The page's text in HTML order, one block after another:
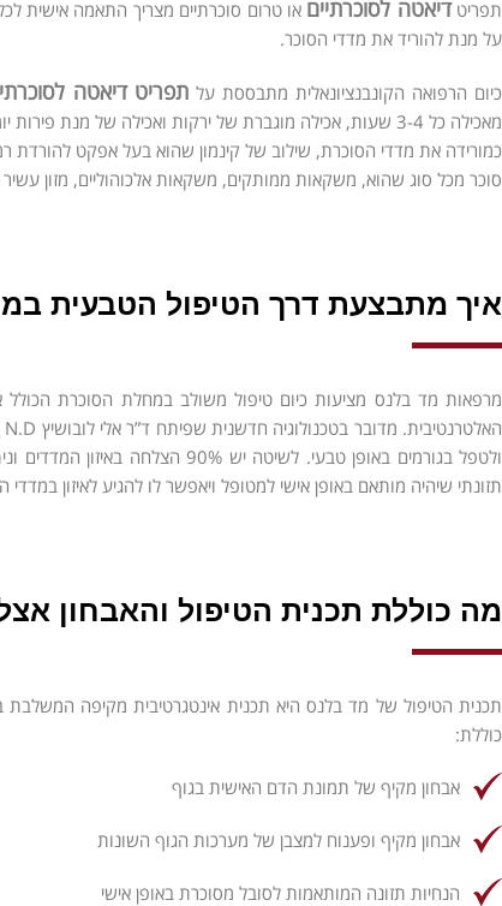
תפריטדיאטה לסוכרתיים או טרום סוכרתיים מצריך התאמה אישית
על מנת להוריד את מדדי הסוכר.
כיום הרפואה הקונבנציונאלית מתבססת על תפריט דיאטה
כמורידה את מדדי הסוכרת, שילוב של קינמון שהוא בעל אפקט להורדת רמות
סוכר מכל סוג שהוא, משקאות ממותקים, משקאות אלכוהוליים, מזון
איך מתבצעת דרך הטיפול הטבעית
מרפאות מד בלנס מציעות כיום טיפול משולב במחלת הסוכרת הכולל
האלטרנטיבית. מדובר בטכנולוגיה חדשנית שפיתח ד”ר אלי לובושיץ
ולטפל בגורמים באופן טבעי.
תזונתי שיהיה מותאם באופן אישי למטופל ויאפשר לו להגיע לאיזון במדדי
מה כוללת תכנית הטיפול והאבחון
תכנית הטיפול של מד בלנס היא תכנית אינטגרטיבית מקיפה המשלבת
כוללת:
אבחון מקיף של תמונת הדם האישית בגוף
אבחון מקיף ופענוח למצבן של מערכות הגוף השונות
הנחיות תזונה המותאמות לסובל מסוכרת באופן אישי